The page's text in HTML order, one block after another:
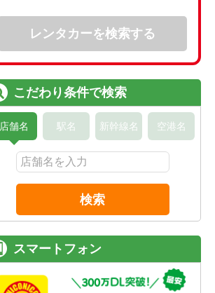
レンタカーを検索する
こだわり条件で検索
店舗名 駅名 新幹線名 空港名
検索
スマートフォン